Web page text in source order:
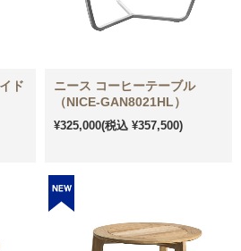
ド
ニース コーヒーテーブル
（NICE-GAN8021HL）
¥325,000(税込 ¥357,500)